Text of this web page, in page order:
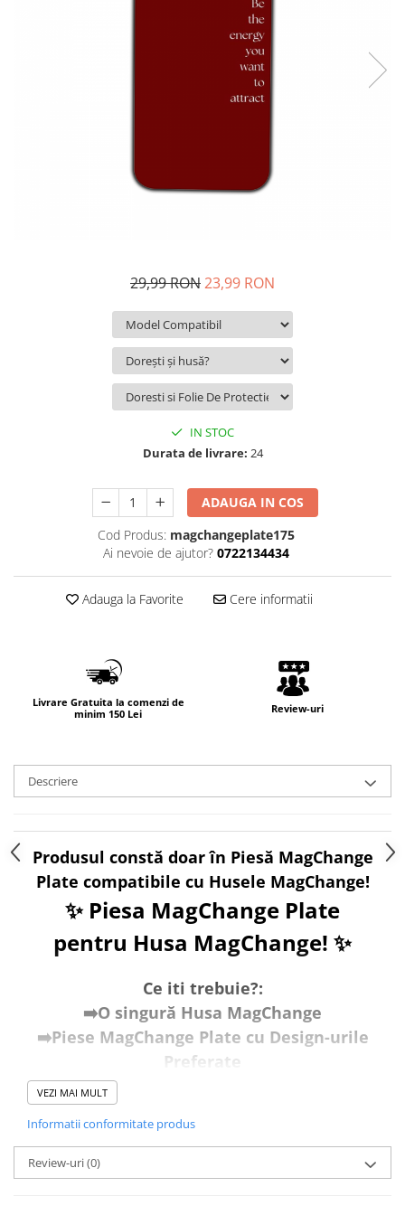
29,99 RON23,99 RON
IN STOC
Durata de livrare: 24
ADAUGA IN COS
Cod Produs: magchangeplate175
Ai nevoie de ajutor? 0722134434
Adauga la Favorite Cere informatii
Livrare Gratuita la comenzi de
minim 150 Lei
Review-uri
Descriere
Produsul constă doar în Piesă MagChange
Plate compatibile cu Husele MagChange!
✨ Piesa MagChange Plate
pentru Husa MagChange! ✨
Ce iti trebuie?:
➡️O singură Husa MagChange
➡️Piese MagChange Plate cu Design-urile
Preferate
Cum Funcționează:
🧲Atașare Magnetică:
MagChange Plate se atașează ferm de
husa principală prin magnetii MagSafe,
VEZI MAI MULT
Informatii conformitate produs
Review-uri(0)